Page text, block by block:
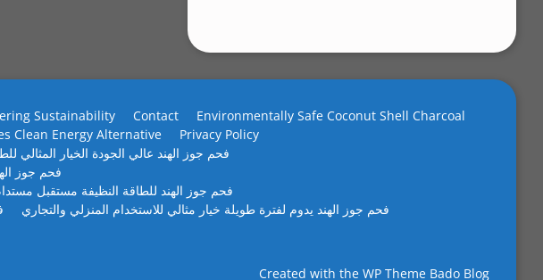
Sustainability Contact
Environmentally Safe Coconut Shell Charcoal
Clean Energy Alternative
Privacy Policy
فحم جوز الهند عالي الجودة الخيار المثالي
فحم جوز
فحم جوز الهند للطاقة النظيفة مستقبل
فحم جوز الهند يدوم لفترة طويلة خيار مثالي للاستخدام المنزلي والتجاري
Created with the WP Theme Bado Blog